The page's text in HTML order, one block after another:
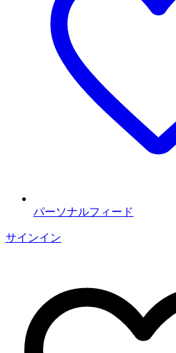
パーソナルフィード
サインイン